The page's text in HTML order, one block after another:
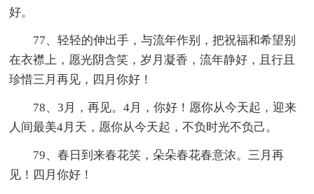
好。
77、轻轻的伸出手，与流年作别，把祝福和希望别
在衣襟上，愿光阴含笑，岁月凝香，流年静好，且行且
珍惜三月再见，四月你好！
78、3月，再见。4月，你好！愿你从今天起，迎来
人间最美4月天，愿你从今天起，不负时光不负己。
79、春日到来春花笑，朵朵春花春意浓。三月再
见！四月你好！